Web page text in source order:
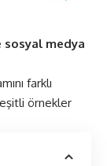
sosyal medya
farklı
örnekler